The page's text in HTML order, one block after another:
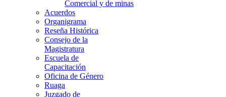
Comercial y de minas
Acuerdos
Organigrama
Reseña Histórica
Consejo de la
Magistratura
Escuela de
Capacitación
Oficina de Género
Ruaga
Juzgado de